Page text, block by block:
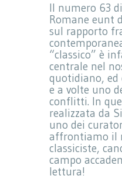
Il numero 63
Romane eunt
sul rapporto
“classico” è
centrale nel
quotidiano, ed
e a volte uno
conflitti. In
realizzata da
uno dei
affrontiamo il
classiciste,
campo
lettura!